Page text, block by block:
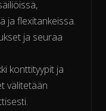
ja flexitankeissa.
ja seuraa
konttityypit ja
välitetään